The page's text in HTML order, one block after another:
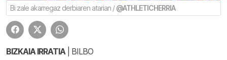
Bi zale akarregaz derbiaren atarian /@ATHLETICHERRIA
BIZKAIA IRRATIA | BILBO